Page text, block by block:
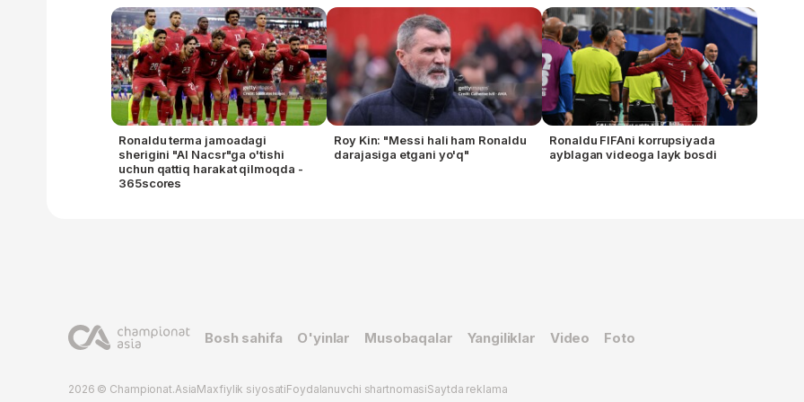
Ronaldu terma jamoadagi
sherigini "Al Nacsr"ga o'tishi
uchun qattiq harakat qilmoqda -
365scores
Roy Kin: "Messi hali ham Ronaldu
darajasiga etgani yo'q"
Ronaldu FIFAni korrupsiyada
ayblagan videoga layk bosdi
Bosh sahifa O'yinlar Musobaqalar Yangiliklar Video Foto
2026 © Championat.AsiaMaxfiylik siyosatiFoydalanuvchi shartnomasiSaytda reklama